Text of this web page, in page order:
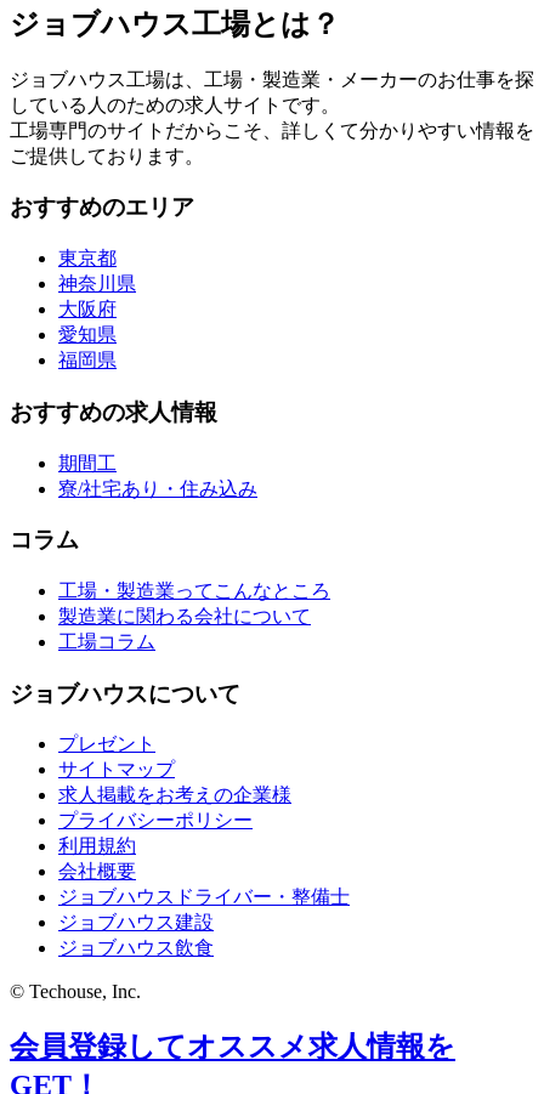
ジョブハウス工場とは？
ジョブハウス工場は、工場・製造業・メーカーのお仕事を探
している人のための求人サイトです。
工場専門のサイトだからこそ、詳しくて分かりやすい情報を
ご提供しております。
おすすめのエリア
東京都
神奈川県
大阪府
愛知県
福岡県
おすすめの求人情報
期間工
寮/社宅あり・住み込み
コラム
工場・製造業ってこんなところ
製造業に関わる会社について
工場コラム
ジョブハウスについて
プレゼント
サイトマップ
求人掲載をお考えの企業様
プライバシーポリシー
利用規約
会社概要
ジョブハウスドライバー・整備士
ジョブハウス建設
ジョブハウス飲食
© Techouse, Inc.
会員登録してオススメ求人情報を
GET！